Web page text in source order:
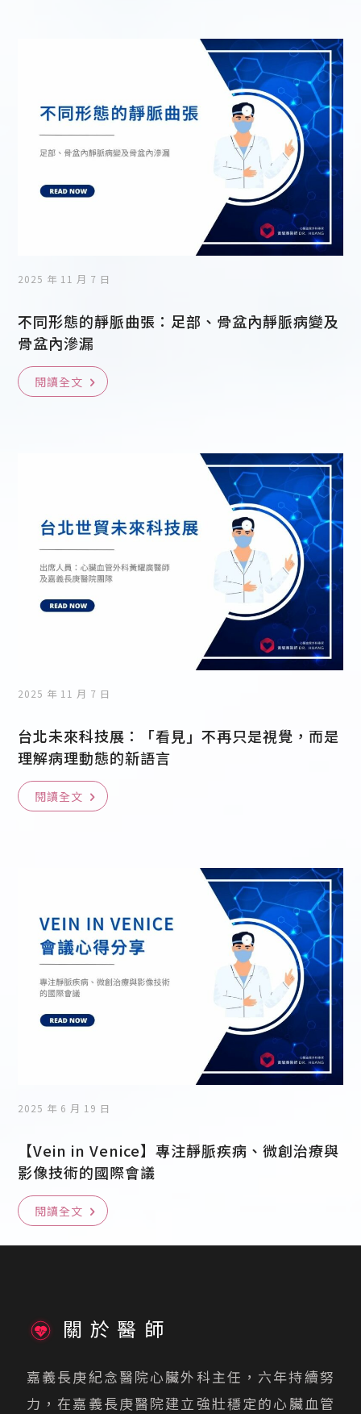
2025 年 11 月 7 日
不同形態的靜脈曲張：足部、骨盆內靜脈病變及
骨盆內滲漏
閱讀全文
2025 年 11 月 7 日
台北未來科技展：「看見」不再只是視覺，而是
理解病理動態的新語言
閱讀全文
2025 年 6 月 19 日
【Vein in Venice】專注靜脈疾病、微創治療與
影像技術的國際會議
閱讀全文
關於醫師
嘉義長庚紀念醫院心臟外科主任，六年持續努
力，在嘉義長庚醫院建立強壯穩定的心臟血管